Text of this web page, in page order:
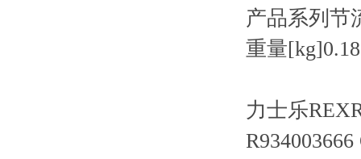
产品系列节
重量[kg]0.18
力士乐